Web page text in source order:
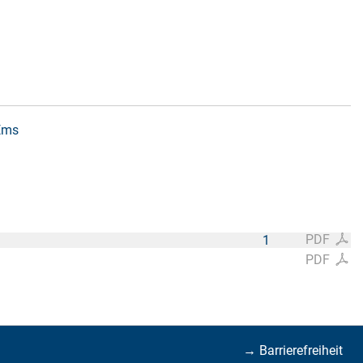
PDF
1
PDF
→ Barrierefreiheit